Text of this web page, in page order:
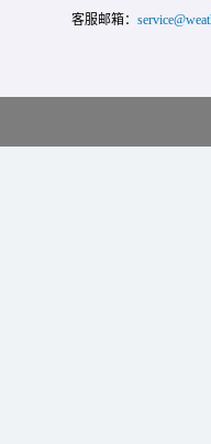
客服邮箱：